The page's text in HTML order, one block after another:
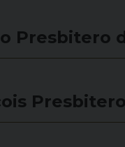
Presbitero